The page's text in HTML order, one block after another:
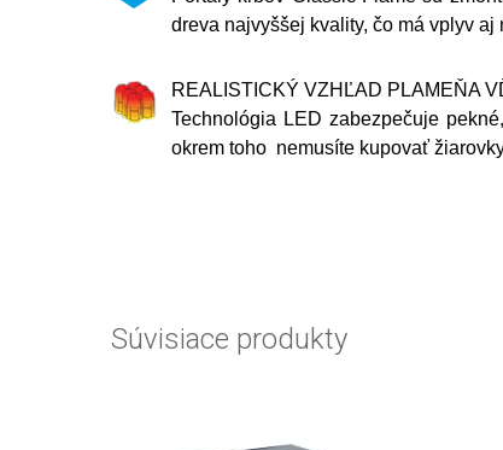
dreva najvyššej kvality, čo má vplyv
REALISTICKÝ VZHĽAD PLAMEŇA
Technológia LED zabezpečuje
okrem toho nemusíte kupovať
Súvisiace produkty